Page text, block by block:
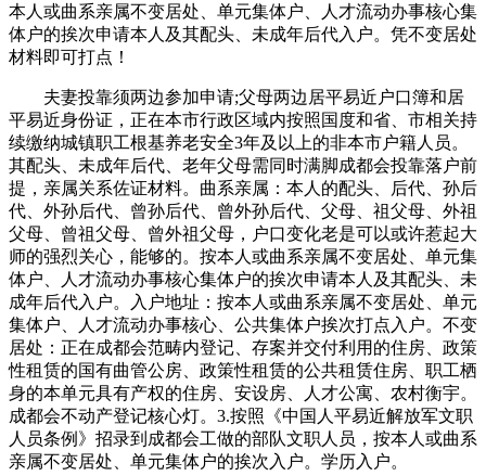
本人或曲系亲属不变居处、单元集体户、人才流动办事核心集
体户的挨次申请本人及其配头、未成年后代入户。凭不变居处
材料即可打点！
夫妻投靠须两边参加申请;父母两边居平易近户口簿和居
平易近身份证，正在本市行政区域内按照国度和省、市相关持
续缴纳城镇职工根基养老安全3年及以上的非本市户籍人员。
其配头、未成年后代、老年父母需同时满脚成都会投靠落户前
提，亲属关系佐证材料。曲系亲属：本人的配头、后代、孙后
代、外孙后代、曾孙后代、曾外孙后代、父母、祖父母、外祖
父母、曾祖父母、曾外祖父母，户口变化老是可以或许惹起大
师的强烈关心，能够的。按本人或曲系亲属不变居处、单元集
体户、人才流动办事核心集体户的挨次申请本人及其配头、未
成年后代入户。入户地址：按本人或曲系亲属不变居处、单元
集体户、人才流动办事核心、公共集体户挨次打点入户。不变
居处：正在成都会范畴内登记、存案并交付利用的住房、政策
性租赁的国有曲管公房、政策性租赁的公共租赁住房、职工栖
身的本单元具有产权的住房、安设房、人才公寓、农村衡宇。
成都会不动产登记核心灯。3.按照《中国人平易近解放军文职
人员条例》招录到成都会工做的部队文职人员，按本人或曲系
亲属不变居处、单元集体户的挨次入户。学历入户。